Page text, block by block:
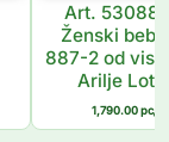
Art.
Ženski bebi
887-2 od
Arilje
1,790.00рсд